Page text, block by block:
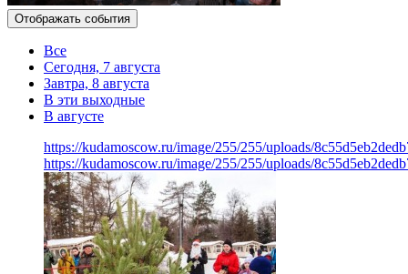
Отображать события
Все
Сегодня, 7 августа
Завтра, 8 августа
В эти выходные
В августе
https://kudamoscow.ru/image/255/255/uploads/
https://kudamoscow.ru/image/255/255/uploads/